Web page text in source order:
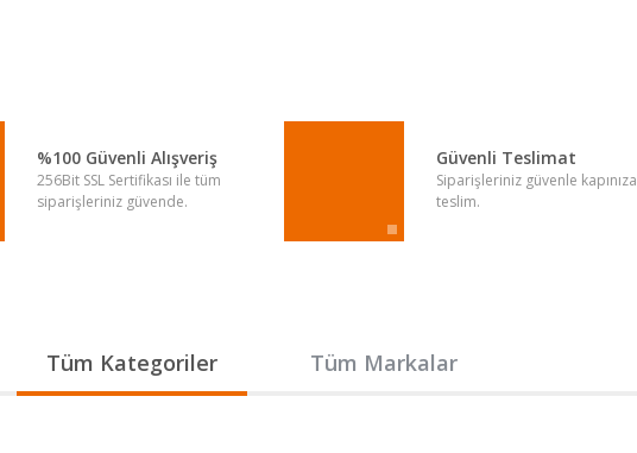
%100 Güvenli Alışveriş
256Bit SSL Sertifikası ile tüm
siparişleriniz güvende.
Güvenli Teslimat
Siparişleriniz güvenle kapınıza
teslim.
Tüm Kategoriler Tüm Markalar